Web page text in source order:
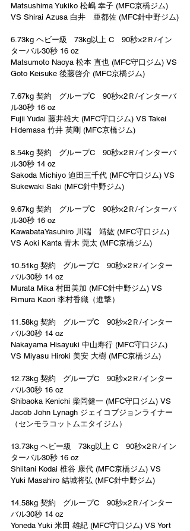
Matsushima Yukiko 松嶋 幸子 (MFC京橋ジム)
VS Shirai Azusa 白井　亜都佐 (MFC針中野ジム)
6.73kg ヘビー級   73kg以上 C　90秒×2Ｒ/イン
ターバル30秒 16 oz
Matsumoto Naoya 松本 直也 (MFC守口ジム) VS
Goto Keisuke 後藤啓介 (MFC京橋ジム)
7.67kg 契約   グループC　90秒×2Ｒ/インターバ
ル30秒 16 oz
Fujii Yudai 藤井雄大 (MFC守口ジム) VS Takei
Hidemasa 竹井 英剛 (MFC京橋ジム)
8.54kg 契約   グループC　90秒×2Ｒ/インターバ
ル30秒 14 oz
Sakoda Michiyo 迫田三千代 (MFC守口ジム) VS
Sukewaki Saki (MFC針中野ジム)
9.67kg 契約   グループC　90秒×2Ｒ/インターバ
ル30秒 16 oz
KawabataYasuhiro 川端　靖紘 (MFC守口ジム)
VS Aoki Kanta 青木 莞太 (MFC京橋ジム)
10.51kg 契約   グループC　90秒×2Ｒ/インター
バル30秒 14 oz
Murata Mika 村田美加 (MFC針中野ジム) VS
Rimura Kaori 李村香織（進撃）
11.58kg 契約   グループC　90秒×2Ｒ/インター
バル30秒 14 oz
Nakayama Hisayuki 中山寿行 (MFC守口ジム)
VS Miyasu Hiroki 美安 大樹 (MFC京橋ジム)
12.73kg 契約   グループC　90秒×2Ｒ/インター
バル30秒 16 oz
Shibaoka Kenichi 柴岡健一 (MFC守口ジム) VS
Jacob John Lynagh ジェイコブジョンライナー
（センモラコットムエタイジム）
13.73kg ヘビー級   73kg以上 C　90秒×2Ｒ/イン
ターバル30秒 16 oz
Shiitani Kodai 椎谷 康代 (MFC京橋ジム) VS
Yuki Masahiro 結城将弘 (MFC針中野ジム)
14.58kg 契約   グループC　90秒×2Ｒ/インター
バル30秒 14 oz
Yoneda Yuki 米田 雄紀 (MFC守口ジム) VS Yort